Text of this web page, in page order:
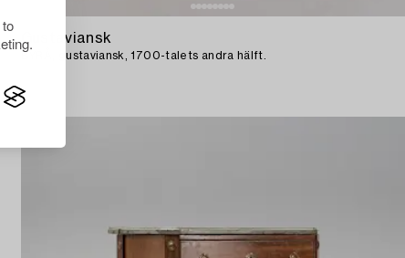
Gustaviansk
BYRÅ, gustaviansk, 1700-talets andra hälft.